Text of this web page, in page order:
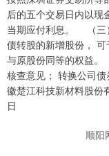
后的五个交易日内以现
当期应付利息。 （三
债转股的新增股份，
与原股份同等的权益
核查意见； 转换公司
徽楚江科技新材料
日
顺阳